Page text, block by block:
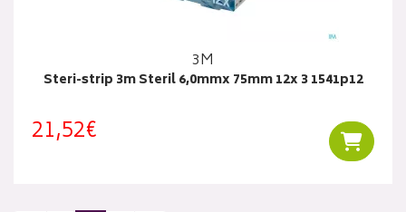
3M
Steri-strip 3m Steril 6,0mmx 75mm 12x 3 1541p12
21,52€